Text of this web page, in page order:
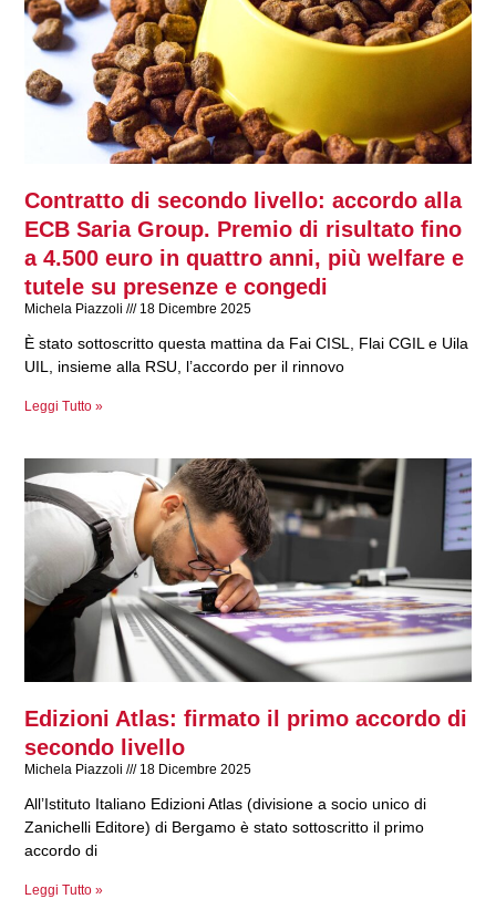
Contratto di secondo livello: accordo alla
ECB Saria Group. Premio di risultato fino
a 4.500 euro in quattro anni, più welfare e
tutele su presenze e congedi
Michela Piazzoli 18 Dicembre 2025
È stato sottoscritto questa mattina da Fai CISL, Flai CGIL e Uila
UIL, insieme alla RSU, l’accordo per il rinnovo
Leggi Tutto »
Edizioni Atlas: firmato il primo accordo di
secondo livello
Michela Piazzoli 18 Dicembre 2025
All’Istituto Italiano Edizioni Atlas (divisione a socio unico di
Zanichelli Editore) di Bergamo è stato sottoscritto il primo
accordo di
Leggi Tutto »